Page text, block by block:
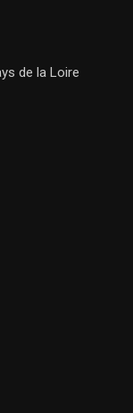
de la Loire